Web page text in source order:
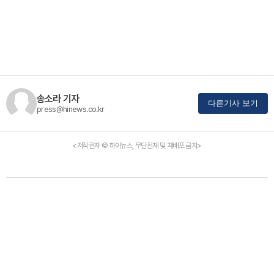
송소라 기자
press@hinews.co.kr
다른기사 보기
<저작권자 © 하이뉴스, 무단전재 및 재배포 금지>